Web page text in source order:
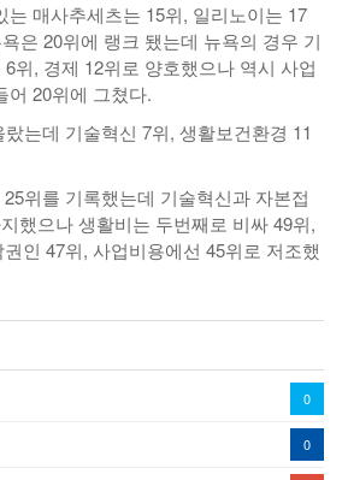
는 매사추세츠는 15위, 일리노이는 17
은 20위에 랭크 됐는데 뉴욕의 경우 기
위, 경제 12위로 양호했으나 역시 사업
어 20위에 그쳤다.
는데 기술혁신 7위, 생활보건환경 11
위를 기록했는데 기술혁신과 자본접
했으나 생활비는 두번째로 비싸 49위,
인 47위, 사업비용에선 45위로 저조했
0
0